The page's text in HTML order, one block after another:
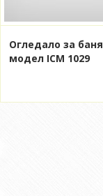
Огледало за баня
модел ICM 1029